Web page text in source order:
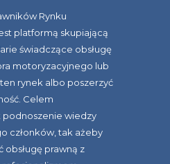
Rynku
platformą skupiającą
świadczące obsługę
motoryzacyjnego lub
rynek albo poszerzyć
Celem
podnoszenie wiedzy
członków, tak ażeby
obsługę prawną z